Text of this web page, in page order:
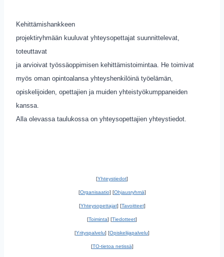
Kehittämishankkeen
projektiryhmään kuuluvat yhteysopettajat suunnittelevat,
toteuttavat
ja arvioivat työssäoppimisen kehittämistoimintaa. He toimivat
myös oman opintoalansa yhteyshenkilöinä työelämän,
opiskelijoiden, opettajien ja muiden yhteistyökumppaneiden
kanssa.
Alla olevassa taulukossa on yhteysopettajien yhteystiedot.
[Yhteystiedot]
[Organisaatio] [Ohjausryhmä]
[Yhteysopettajat] [Tavoitteet]
[Toiminta] [Tiedotteet]
[Yrityspalvelu] [Opiskelijapalvelu]
[TO-tietoa netissä]